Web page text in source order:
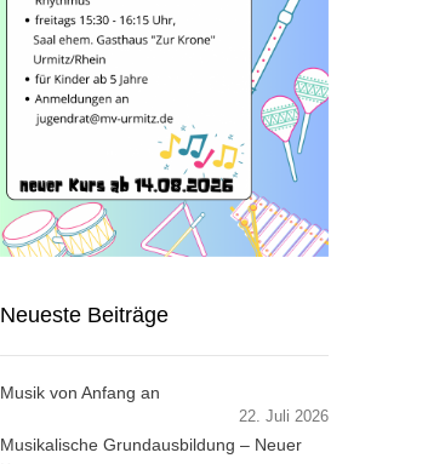
Neueste Beiträge
Musik von Anfang an
22. Juli 2026
Musikalische Grundausbildung – Neuer